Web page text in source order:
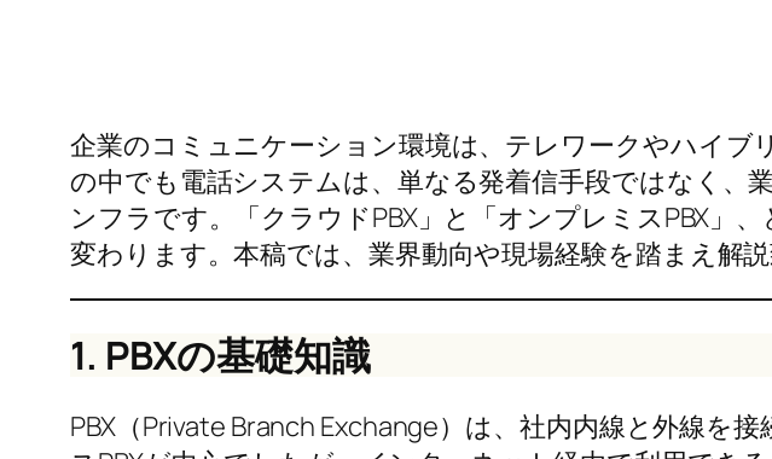
企業のコミュニケーション環境は、テレワークやハイブ
の中でも電話システムは、単なる発着信手段ではなく、
ンフラです。「クラウドPBX」と「オンプレミスPBX」
変わります。本稿では、業界動向や現場経験を踏まえ解説
1. PBXの基礎知識
PBX（Private Branch Exchange）は、社内内線と外線を